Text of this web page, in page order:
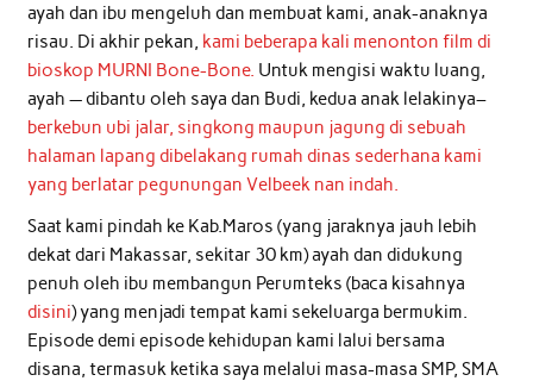
ayah dan ibu mengeluh dan membuat kami, anak-anaknya
risau. Di akhir pekan, kami beberapa kali menonton film di
bioskop MURNI Bone-Bone. Untuk mengisi waktu luang,
ayah — dibantu oleh saya dan Budi, kedua anak lelakinya–
berkebun ubi jalar, singkong maupun jagung di sebuah
halaman lapang dibelakang rumah dinas sederhana kami
yang berlatar pegunungan Velbeek nan indah.
Saat kami pindah ke Kab.Maros (yang jaraknya jauh lebih
dekat dari Makassar, sekitar 30 km) ayah dan didukung
penuh oleh ibu membangun Perumteks (baca kisahnya
disini) yang menjadi tempat kami sekeluarga bermukim.
Episode demi episode kehidupan kami lalui bersama
disana, termasuk ketika saya melalui masa-masa SMP, SMA